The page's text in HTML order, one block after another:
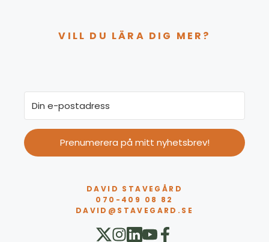
VILL DU LÄRA DIG MER?
Prenumerera på mitt nyhetsbrev!
DAVID STAVEGÅRD
070-409 08 82
DAVID@STAVEGARD.SE